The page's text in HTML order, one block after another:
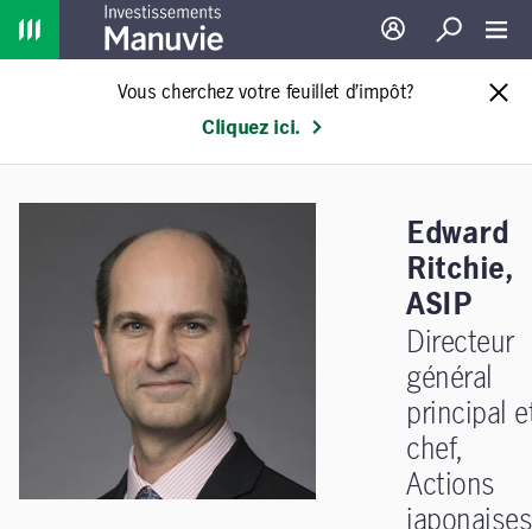
Home
Ouverture de
Recherche
Vous cherchez votre feuillet d’impôt?
Cliquez ici.
Edward
Ritchie,
ASIP
Directeur
général
principal
chef,
Actions